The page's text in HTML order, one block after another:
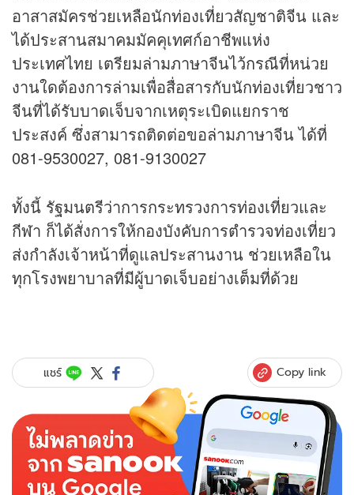
อาสาสมัครช่วยเหลือนักท่องเที่ยวสัญชาติจีน และ
ได้ประสานสมาคมมัคคุเทศก์อาชีพแห่ง
ประเทศไทย เตรียมล่ามภาษาจีนไว้กรณีที่หน่วย
งานใดต้องการล่ามเพื่อสื่อสารกับนักท่องเที่ยวชาว
จีนที่ได้รับบาดเจ็บจากเหตุระเบิดแยกราช
ประสงค์ ซึ่งสามารถติดต่อขอล่ามภาษาจีน ได้ที่
081-9530027, 081-9130027
ทั้งนี้ รัฐมนตรีว่าการกระทรวงการท่องเที่ยวและ
กีฬา ก็ได้สั่งการให้กองบังคับการตำรวจท่องเที่ยว
ส่งกำลังเจ้าหน้าที่ดูแลประสานงาน ช่วยเหลือใน
ทุกโรงพยาบาลที่มีผู้บาดเจ็บอย่างเต็มที่ด้วย
แชร์ Copy link